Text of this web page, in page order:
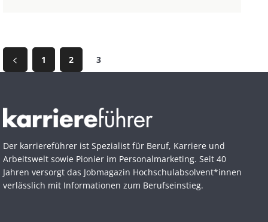
1 2 3
Der karriereführer ist Spezialist für Beruf, Karriere und
Arbeitswelt sowie Pionier im Personal­marketing. Seit 40
Jahren versorgt das Jobmagazin Hochschul­absolvent*innen
verlässlich mit Informationen zum Berufseinstieg.